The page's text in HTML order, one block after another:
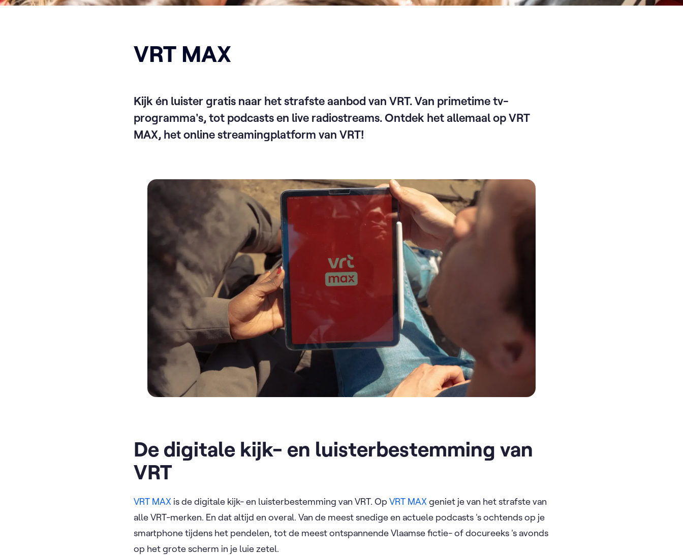
VRT MAX
Kijk én luister gratis naar het strafste aanbod van VRT. Van primetime tv-
programma's, tot podcasts en live radiostreams. Ontdek het allemaal op VRT
MAX, het online streamingplatform van VRT!
De digitale kijk- en luisterbestemming van
VRT
VRT MAX is de digitale kijk- en luisterbestemming van VRT. OpVRT MAX geniet je van het strafste van
alle VRT-merken. En dat altijd en overal. Van de meest snedige en actuele podcasts 's ochtends op je
smartphone tijdens het pendelen, tot de meest ontspannende Vlaamse fictie- of docureeks 's avonds
op het grote scherm in je luie zetel.